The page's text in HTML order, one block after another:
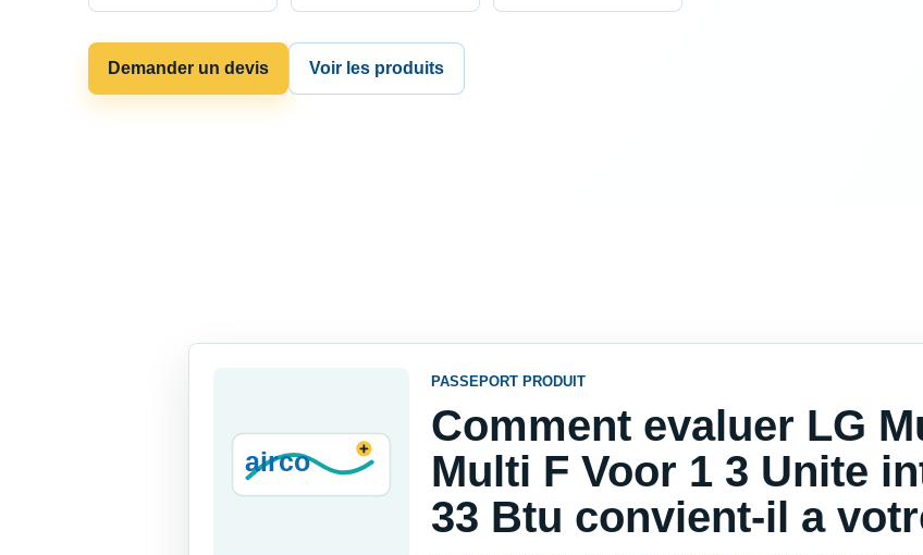
Demander un devis Voir les produits
PASSEPORT PRODUIT
Comment evaluer LG
Multi F Voor 1 3 Unite
33 Btu convient-il a